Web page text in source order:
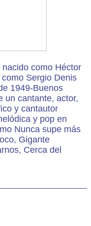
como Héctor
Sergio Denis
1949-Buenos
un cantante, actor,
y cantautor
y pop en
Nunca supe más
Gigante
Cerca del